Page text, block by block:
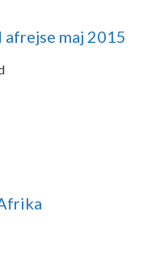
maj 2015